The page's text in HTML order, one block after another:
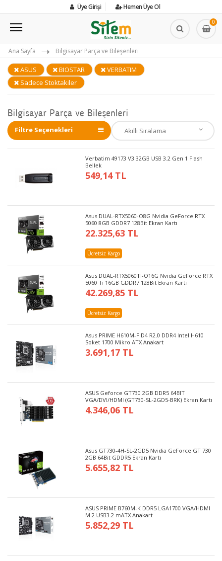
Üye Girişi Hemen Üye Ol
0
Ana Sayfa Bilgisayar Parça ve Bileşenleri
ASUS BIOSTAR
VERBATIM
Sadece Stoktakiler
Bilgisayar Parça ve Bileşenleri
Filtre Seçenekleri
Verbatim 49173 V3 32GB USB 3.2 Gen 1 Flash
Bellek
549,14 TL
Asus DUAL-RTX5060-O8G Nvidia GeForce RTX
5060 8GB GDDR7 128Bit Ekran Kartı
22.325,63 TL
Ücretsiz Kargo
Asus DUAL-RTX5060TI-O16G Nvidia GeForce RTX
5060 Ti 16GB GDDR7 128Bit Ekran Kartı
42.269,85 TL
Ücretsiz Kargo
Asus PRIME H610M-F D4 R2.0 DDR4 Intel H610
Soket 1700 Mikro ATX Anakart
3.691,17 TL
ASUS Geforce GT730 2GB DDR5 64BIT
VGA/DVI/HDMI (GT730-SL-2GD5-BRK) Ekran Kartı
4.346,06 TL
Asus GT730-4H-SL-2GD5 Nvidia GeForce GT 730
2GB 64Bit GDDR5 Ekran Kartı
5.655,82 TL
ASUS PRIME B760M-K DDR5 LGA1700 VGA/HDMI
M.2 USB3.2 mATX Anakart
5.852,29 TL